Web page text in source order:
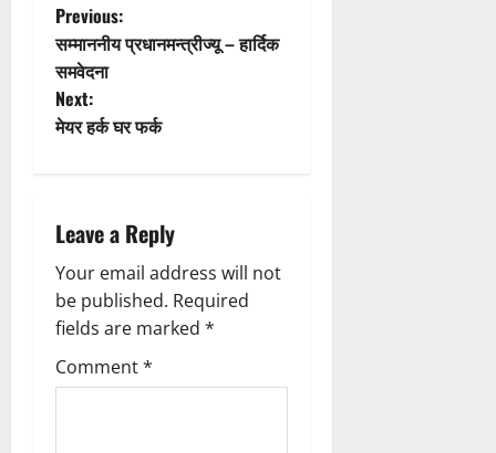
P
o
s
a
v
i
g
Previous:
सम्माननीय प्रधानमन्त्रीज्यू – हार्दिक
समवेदना
Next:
मेयर हर्क घर फर्क
Leave a Reply
Your email address will not
be published. Required
fields are marked *
Comment*